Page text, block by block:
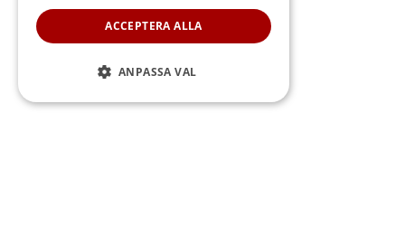
ACCEPTERA ALLA
ANPASSA VAL